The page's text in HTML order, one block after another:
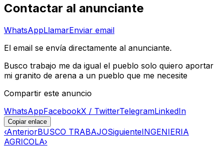
Contactar al anunciante
WhatsAppLlamarEnviar email
El email se envía directamente al anunciante.
Busco trabajo me da igual el pueblo solo quiero aportar
mi granito de arena a un pueblo que me necesite
Compartir este anuncio
WhatsAppFacebookX / TwitterTelegramLinkedIn
Copiar enlace
‹AnteriorBUSCO TRABAJOSiguienteINGENIERIA
AGRICOLA›